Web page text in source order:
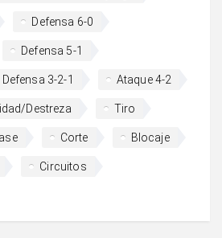
Defensa 6-0
Defensa 5-1
Defensa 3-2-1 Ataque 4-2
Destreza Tiro
Corte Blocaje
Circuitos